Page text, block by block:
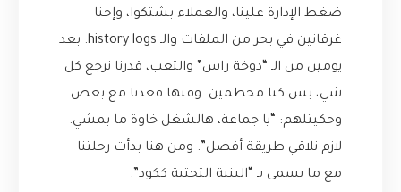
ضغط الإدارة علينا، والعملاء بشتكوا، وإحنا
غرقانين في بحر من الملفات والـ history logs. بعد
يومين من الـ “دوخة راس” والتعب، قدرنا نرجع كل
شي، بس كنا محطمين. وقتها قعدنا مع بعض
وحكيتلهم: “يا جماعة، هالشغل خاوة ما بمشي.
لازم نلاقي طريقة أفضل”. ومن هنا بدأت رحلتنا
مع ما يسمى بـ “البنية التحتية ككود”.